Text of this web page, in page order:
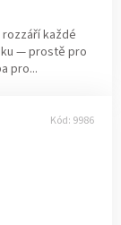
každé
— prostě pro
pro...
Kód: 9986